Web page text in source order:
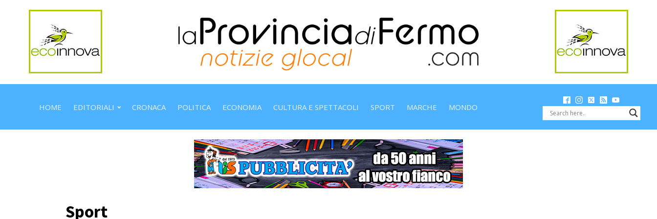
HOME EDITORIALI CRONACA POLITICA ECONOMIA CULTURA E SPETTACOLI SPORT MARCHE MONDO
Sport